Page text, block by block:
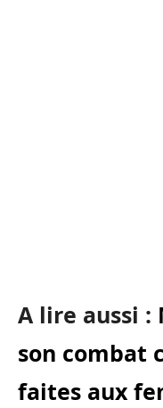
A lire aussi :
son combat
faites aux